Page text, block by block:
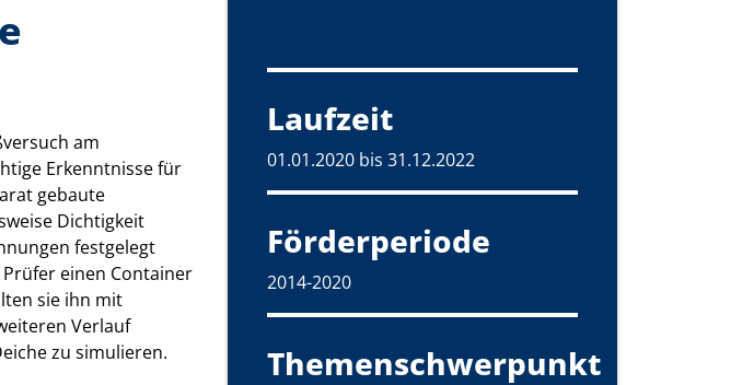
am
Erkenntnisse für
gebaute
Dichtigkeit
festgelegt
einen Container
sie ihn mit
Verlauf
zu simulieren.
Laufzeit
01.01.2020 bis 31.12.2022
Förderperiode
2014-2020
Themenschwerpunkt